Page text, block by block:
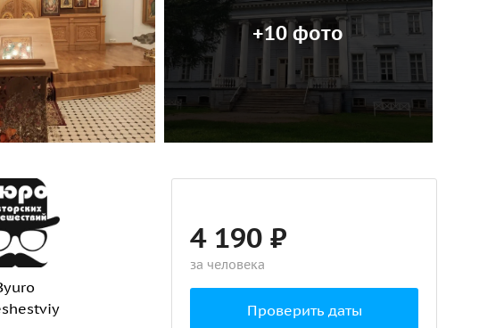
+10 фото
4 190 ₽
за человека
Проверить даты